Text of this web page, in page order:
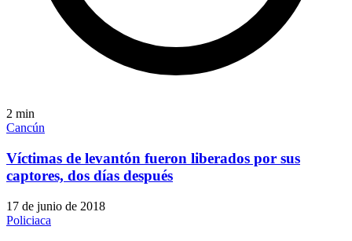
2 min
Cancún
Víctimas de levantón fueron liberados por sus
captores, dos días después
17 de junio de 2018
Policiaca